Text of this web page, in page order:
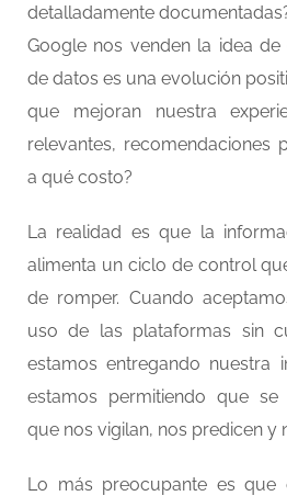
detalladamente
Google nos venden la idea
de datos es una evolución
que mejoran nuestra
relevantes, recomendaciones
a qué costo?
La realidad es que la
alimenta un ciclo de control
de romper. Cuando
uso de las plataformas sin
estamos entregando nuestra
estamos permitiendo que se
que nos vigilan, nos predicen y
Lo más preocupante es que